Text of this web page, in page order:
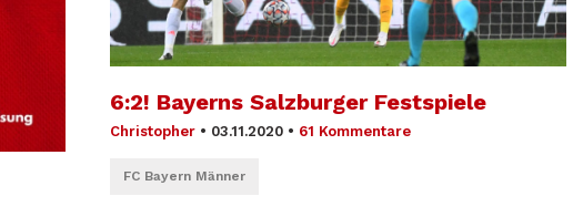
6:2! Bayerns Salzburger Festspiele
Christopher • 03.11.2020 • 61 Kommentare
FC Bayern Männer